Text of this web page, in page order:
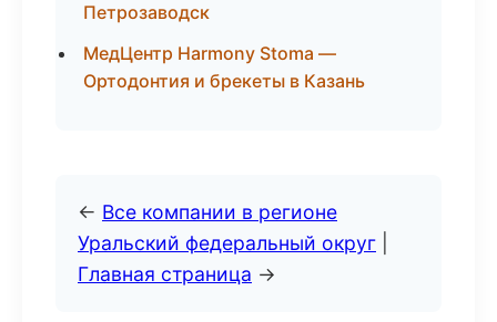
Петрозаводск
МедЦентр Harmony Stoma —
Ортодонтия и брекеты в Казань
← Все компании в регионе
Уральский федеральный округ
Главная страница →